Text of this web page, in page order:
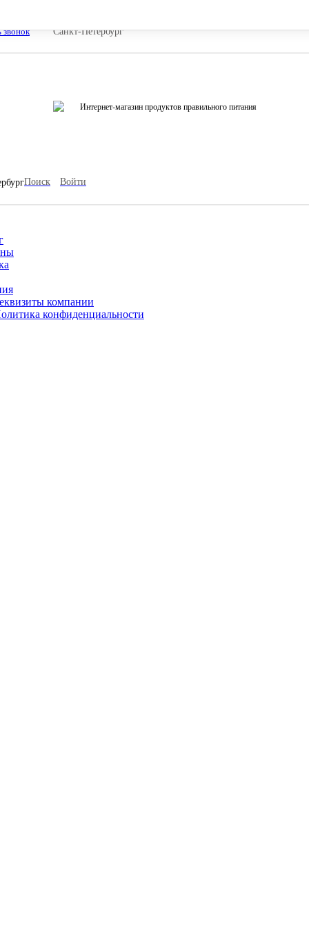
звонок Санкт-Петербург
Интернет-магазин продуктов правильного питания
Поиск Войти
компании
конфиденциальности